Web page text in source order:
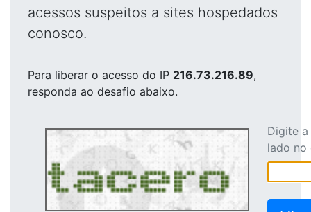
acessos suspeitos a sites hospedados
conosco.
Para liberar o acesso do IP 216.73.216.89,
responda ao desafio abaixo.
Digite
lado no